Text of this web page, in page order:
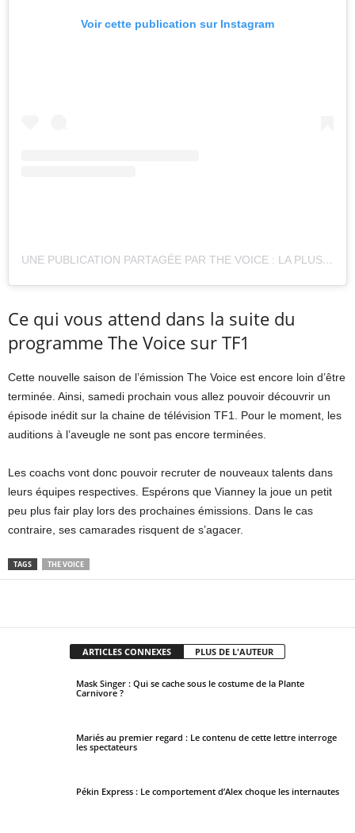
Voir cette publication sur Instagram
UNE PUBLICATION PARTAGÉE PAR THE VOICE : LA PLUS BELLE VOIX (@THEVOICE_TF1)
Ce qui vous attend dans la suite du
programme The Voice sur TF1
Cette nouvelle saison de l’émission The Voice est encore loin d’être
terminée. Ainsi, samedi prochain vous allez pouvoir découvrir un
épisode inédit sur la chaine de télévision TF1. Pour le moment, les
auditions à l’aveugle ne sont pas encore terminées.
Les coachs vont donc pouvoir recruter de nouveaux talents dans
leurs équipes respectives. Espérons que Vianney la joue un petit
peu plus fair play lors des prochaines émissions. Dans le cas
contraire, ses camarades risquent de s’agacer.
TAGS THE VOICE
ARTICLES CONNEXES PLUS DE L'AUTEUR
Mask Singer : Qui se cache sous le costume de la Plante
Carnivore ?
Mariés au premier regard : Le contenu de cette lettre interroge
les spectateurs
Pékin Express : Le comportement d’Alex choque les internautes